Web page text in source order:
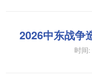
2026中东战争
时间: